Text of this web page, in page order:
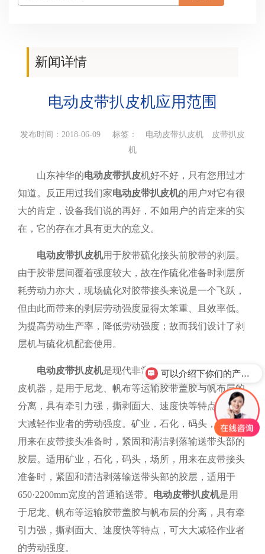
新闻详情
电动皮带扒皮机应用范围
发布时间：2018-06-09 标签： 电动皮带扒皮机
皮带扒皮
机
山东神华的电动皮带扒皮机好不好，只有您用过才
知道。反正用过我们家电动皮带扒皮机的用户对它有很
大的肯定，设备我们说的再好，不如用户的肯定来的实
在，它的存在才具有更大的意义。
电动皮带扒皮机用于胶带硫化接头前胶带的剥层。
由于胶带层间覆着强度较大，故在作硫化准备时剥层所
耗劳动力亦大，现场硫化对胶带接头来说是一个飞跃，
但由此而带来的剥层劳动强度显得太笨重、且效率低。
为提高劳动生产率，降低劳动强度；故而我们设计了剥
层机与硫化机配套使用。
电动皮带扒皮机是现代非常流行的一种小型皮带剥
皮机器，是用于尼龙、帆布等运输胶带盖胶与帆布层的
分离，具有牵引力强，撕剥面大、速度快等特点，可大
大减轻作业者的劳动强度。矿业，石化，码头，场所，
用来在皮带接头准备时，紧固和清洁剥落输送带头部的
胶层。适用矿业，石化，码头，场所，用来在皮带接头
准备时，紧固和清洁剥落输送带头部的胶层，适用于
650·2200mm宽度的普通输送带。 电动皮带扒皮机是用
于尼龙、帆布等运输胶带盖胶与帆布层的分离，具有牵
引力强，撕剥面大、速度快等特点，可大大减轻作业者
的劳动强度。
可以介绍下你们的产品么？